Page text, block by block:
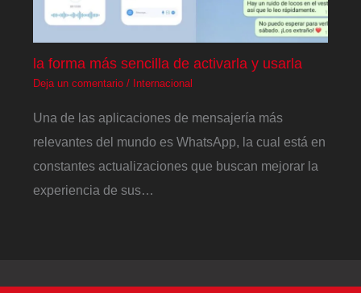
la forma más sencilla de activarla y usarla
Deja un comentario / Internacional
Una de las aplicaciones de mensajería más
relevantes del mundo es WhatsApp, la cual está en
constantes actualizaciones que buscan mejorar la
experiencia de sus…